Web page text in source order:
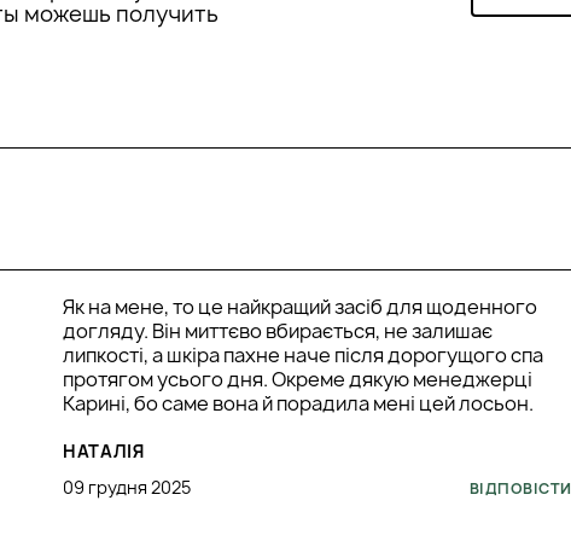
рослини: здатність
тонізуючу
дію, сприяючи таким
потребують.
можешь получить
Як на мене, то це найкращий засіб для щоденного
догляду. Він миттєво вбирається, не залишає
липкості, а шкіра пахне наче після дорогущого спа
протягом усього дня. Окреме дякую менеджерці
Карині, бо саме вона й порадила мені цей лосьон.
НАТАЛІЯ
09 грудня 2025
ВІДПОВІСТИ